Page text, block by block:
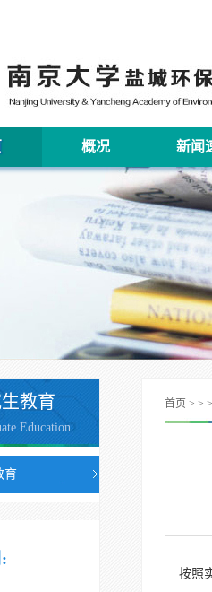
概况 新闻
教育
Education
育
首页 > >
按照实